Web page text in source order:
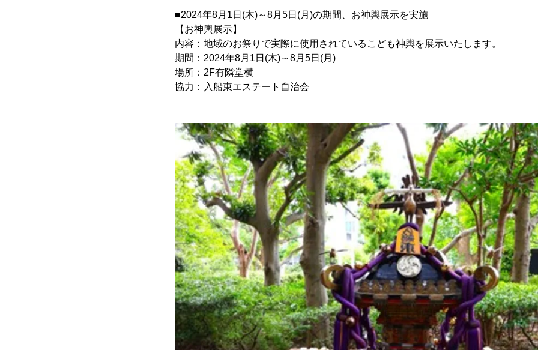
■2024年8月1日(木)～8月5日(月)の期間、お神輿展示を実施
【お神輿展示】
内容：地域のお祭りで実際に使用されているこども神輿を展示いたします。
期間：2024年8月1日(木)～8月5日(月)
場所：2F有隣堂横
協力：入船東エステート自治会